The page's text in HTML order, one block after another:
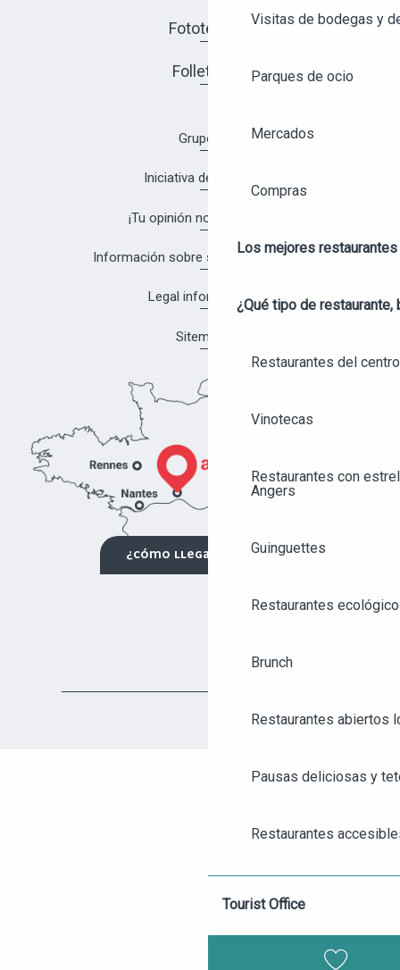
ANGERS CITY PASS
TICKETING
Visitas de bodegas y
Parques de ocio
Mercados
Compras
Los mejores
¿Qué tipo de restaurante,
Restaurantes del
Vinotecas
Restaurantes con
Angers
Guinguettes
Restaurantes
Brunch
Restaurantes abiertos
Pausas deliciosas y
Restaurantes
Tourist Office
Fototeca
Folletos
Grupos
Iniciativa de calidad
¡Tu opinión nos interesa!
Información sobre salud y seguridad
Legal information
Sitemap
¿CÓMO LLEGAR?